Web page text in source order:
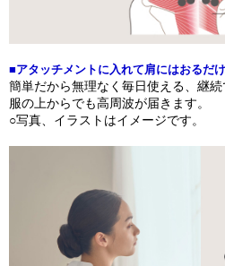
■アタッチメントに入れて肩にはおるだ
簡単だから無理なく毎日使える、継続
服の上からでも高周波が届きます。
○写真、イラストはイメージです。